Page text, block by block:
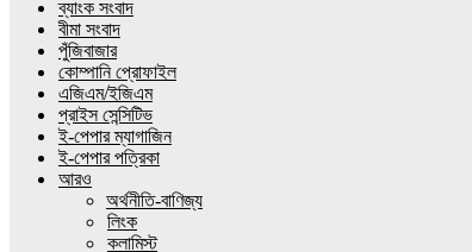
ব্যাংক সংবাদ
বীমা সংবাদ
পুঁজিবাজার
কোম্পানি প্রোফাইল
এজিএম/ইজিএম
প্রাইস সেন্সিটিভ
ই-পেপার ম্যাগাজিন
ই-পেপার পত্রিকা
আরও
অর্থনীতি-বাণিজ্য
লিংক
কলামিস্ট